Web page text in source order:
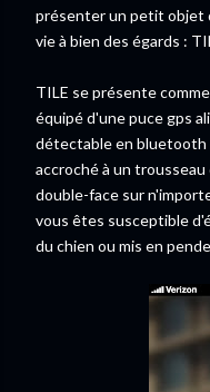
présenter un petit objet
vie à bien des égards :
TILE se présente
équipé d'une puce gps
détectable en bluetooth
accroché à un
double-face sur
vous êtes susceptible
du chien ou mis en